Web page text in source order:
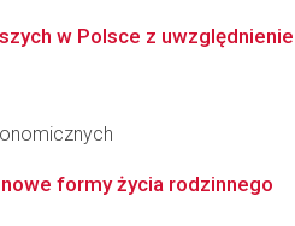
w Polsce z
formy życia rodzinnego